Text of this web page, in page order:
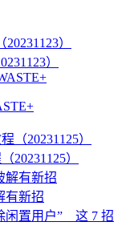
）
20231125）
有新招